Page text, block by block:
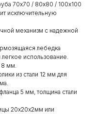
70х70 / 80х80 / 100х100
исключительную
механизм с надежной
лебедка
использование.
8 мм.
из стали 12 мм для
5 мм, толщина стали
20х20х2мм или